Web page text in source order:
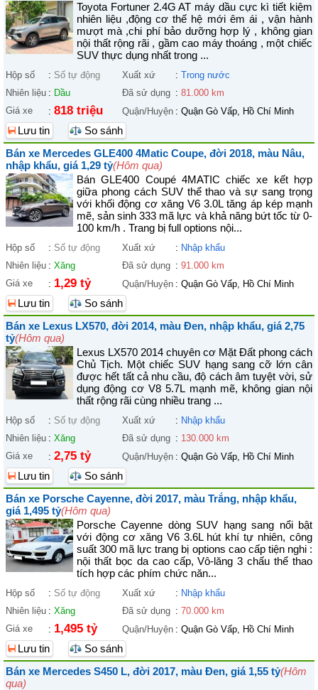
Toyota Fortuner 2.4G AT máy dầu cực kì tiết kiệm
nhiên liệu ,động cơ thế hệ mới êm ái , vận hành
mượt mà ,chi phí bảo dưỡng hợp lý , không gian
nội thất rộng rãi , gầm cao máy thoáng , một chiếc
SUV thực dụng nhất trong ...
Hộp số : Số tự động Xuất xứ : Trong nước
Nhiên liệu : Dầu Đã sử dụng : 81.000 km
Giá xe
: 818 triệu Quận/Huyện : Quận Gò Vấp, Hồ Chí Minh
Lưu tin
So sánh
Bán xe Mercedes GLE400 4Matic Coupe, đời 2018, màu Nâu,
nhập khẩu, giá 1,29 tỷ(Hôm qua)
Bán GLE400 Coupé 4MATIC chiếc xe kết hợp
giữa phong cách SUV thể thao và sự sang trọng
với khối động cơ xăng V6 3.0L tăng áp kép mạnh
mẽ, sản sinh 333 mã lực và khả năng bứt tốc từ 0-
100 km/h . Trang bị full options nội...
Hộp số : Số tự động Xuất xứ : Nhập khẩu
Nhiên liệu : Xăng Đã sử dụng : 91.000 km
Giá xe
: 1,29 tỷ Quận/Huyện : Quận Gò Vấp, Hồ Chí Minh
Lưu tin
So sánh
Bán xe Lexus LX570, đời 2014, màu Đen, nhập khẩu, giá 2,75
tỷ(Hôm qua)
Lexus LX570 2014 chuyên cơ Mặt Đất phong cách
Chủ Tịch. Một chiếc SUV hạng sang cỡ lớn cân
được hết tất cả nhu cầu, độ cách âm tuyệt vời, sử
dụng động cơ V8 5.7L mạnh mẽ, không gian nội
thất rộng rãi cùng nhiều trang ...
Hộp số : Số tự động Xuất xứ : Nhập khẩu
Nhiên liệu : Xăng Đã sử dụng : 130.000 km
Giá xe
: 2,75 tỷ Quận/Huyện : Quận Gò Vấp, Hồ Chí Minh
Lưu tin
So sánh
Bán xe Porsche Cayenne, đời 2017, màu Trắng, nhập khẩu,
giá 1,495 tỷ(Hôm qua)
Porsche Cayenne dòng SUV hạng sang nổi bật
với động cơ xăng V6 3.6L hút khí tự nhiên, công
suất 300 mã lực trang bị options cao cấp tiện nghi :
nội thất bọc da cao cấp, Vô-lăng 3 chấu thể thao
tích hợp các phím chức năn...
Hộp số : Số tự động Xuất xứ : Nhập khẩu
Nhiên liệu : Xăng Đã sử dụng : 70.000 km
Giá xe
: 1,495 tỷ Quận/Huyện : Quận Gò Vấp, Hồ Chí Minh
Lưu tin
So sánh
Bán xe Mercedes S450 L, đời 2017, màu Đen, giá 1,55 tỷ(Hôm
qua)